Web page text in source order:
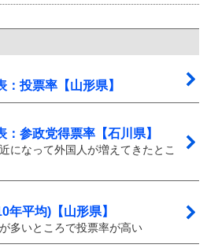
投票率【山形県】
参政党得票率【石川県】
になって外国人が増えてきたとこ
年平均)【山形県】
多いところで投票率が高い